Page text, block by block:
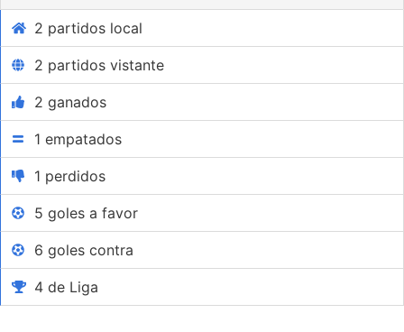
2 partidos local
2 partidos vistante
2 ganados
1 empatados
1 perdidos
5 goles a favor
6 goles contra
4 de Liga